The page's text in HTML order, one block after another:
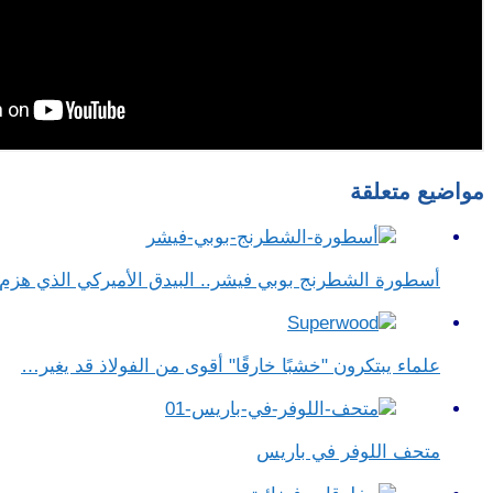
مواضيع متعلقة
أسطورة الشطرنج بوبي فيشر.. البيدق الأميركي الذي
علماء يبتكرون "خشبًا خارقًا" أقوى من الفولاذ قد يغير…
متحف اللوفر في باريس